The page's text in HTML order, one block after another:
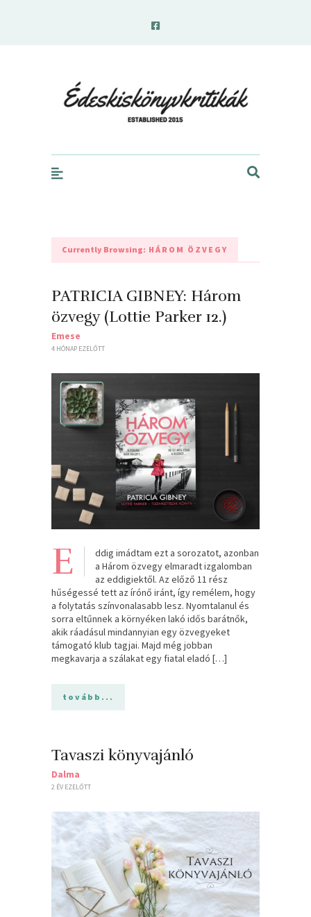
Currently Browsing: HÁROM ÖZVEGY
PATRICIA GIBNEY: Három
özvegy (Lottie Parker 12.)
Emese
4 HÓNAP EZELŐTT
E
ddig imádtam ezt a sorozatot, azonban
a Három özvegy elmaradt izgalomban
az eddigiektől. Az előző 11 rész
hűségessé tett az írónő iránt, így remélem, hogy
a folytatás színvonalasabb lesz. Nyomtalanul és
sorra eltűnnek a környéken lakó idős barátnők,
akik ráadásul mindannyian egy özvegyeket
támogató klub tagjai. Majd még jobban
megkavarja a szálakat egy fiatal eladó […]
tovább...
Tavaszi könyvajánló
Dalma
2 ÉV EZELŐTT